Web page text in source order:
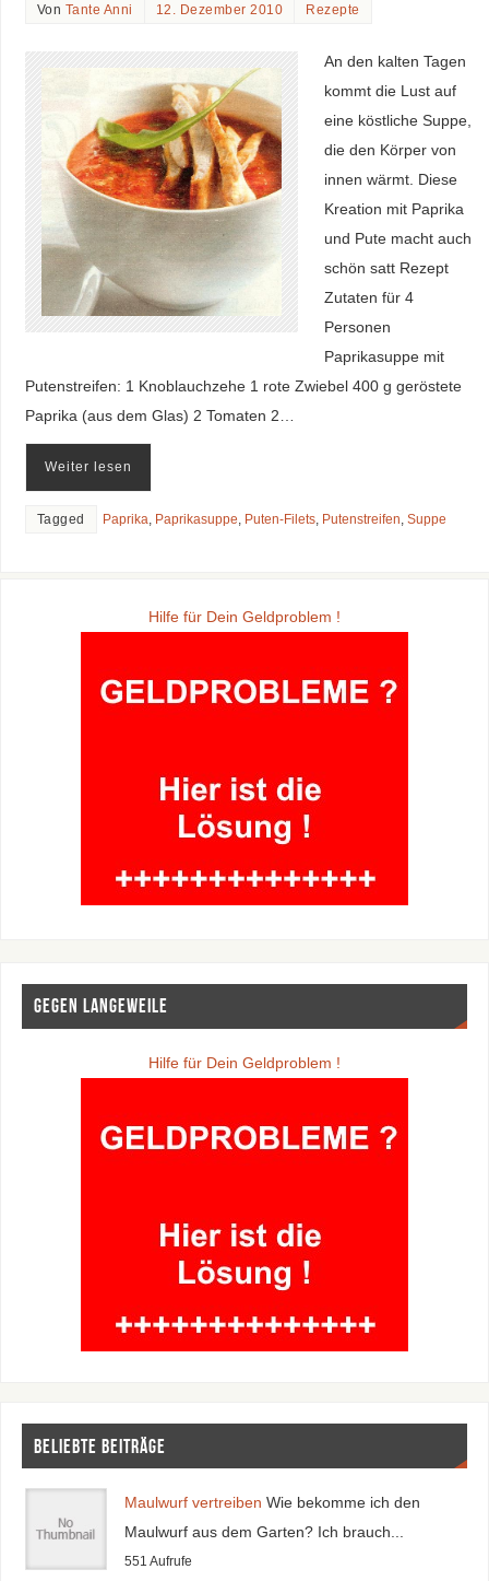
Von Tante Anni 12. Dezember 2010 Rezepte
An den kalten Tagen
kommt die Lust auf
eine köstliche Suppe,
die den Körper von
innen wärmt. Diese
Kreation mit Paprika
und Pute macht auch
schön satt Rezept
Zutaten für 4
Personen
Paprikasuppe mit
Putenstreifen: 1 Knoblauchzehe 1 rote Zwiebel 400 g geröstete
Paprika (aus dem Glas) 2 Tomaten 2…
Weiter lesen
Tagged Paprika, Paprikasuppe, Puten-Filets, Putenstreifen, Suppe
Hilfe für Dein Geldproblem !
Gegen Langeweile
Hilfe für Dein Geldproblem !
Beliebte Beiträge
Maulwurf vertreiben Wie bekomme ich den
Maulwurf aus dem Garten? Ich brauch...
551 Aufrufe